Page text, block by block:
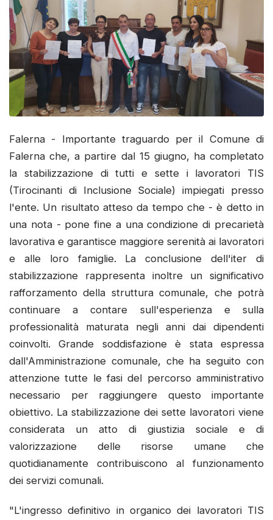
Falerna - Importante traguardo per il Comune di
Falerna che, a partire dal 15 giugno, ha completato
la stabilizzazione di tutti e sette i lavoratori TIS
(Tirocinanti di Inclusione Sociale) impiegati presso
l'ente. Un risultato atteso da tempo che - è detto in
una nota - pone fine a una condizione di precarietà
lavorativa e garantisce maggiore serenità ai lavoratori
e alle loro famiglie. La conclusione dell'iter di
stabilizzazione rappresenta inoltre un significativo
rafforzamento della struttura comunale, che potrà
continuare a contare sull'esperienza e sulla
professionalità maturata negli anni dai dipendenti
coinvolti. Grande soddisfazione è stata espressa
dall'Amministrazione comunale, che ha seguito con
attenzione tutte le fasi del percorso amministrativo
necessario per raggiungere questo importante
obiettivo. La stabilizzazione dei sette lavoratori viene
considerata un atto di giustizia sociale e di
valorizzazione delle risorse umane che
quotidianamente contribuiscono al funzionamento
dei servizi comunali.
"L'ingresso definitivo in organico dei lavoratori TIS